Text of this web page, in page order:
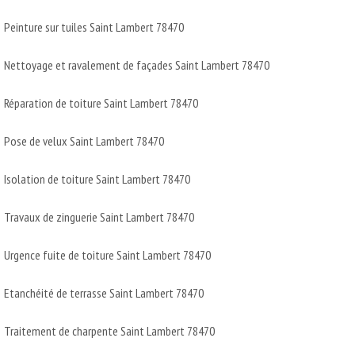
Peinture sur tuiles Saint Lambert 78470
Nettoyage et ravalement de façades Saint Lambert 78470
Réparation de toiture Saint Lambert 78470
Pose de velux Saint Lambert 78470
Isolation de toiture Saint Lambert 78470
Travaux de zinguerie Saint Lambert 78470
Urgence fuite de toiture Saint Lambert 78470
Etanchéité de terrasse Saint Lambert 78470
Traitement de charpente Saint Lambert 78470